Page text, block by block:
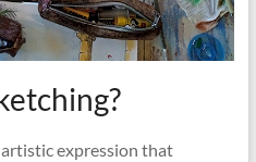
expression that